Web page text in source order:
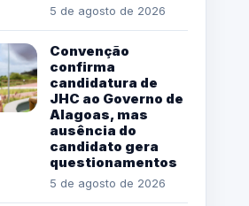
5 de agosto de 2026
Convenção
confirma
candidatura de
JHC ao Governo de
Alagoas, mas
ausência do
candidato gera
questionamentos
5 de agosto de 2026